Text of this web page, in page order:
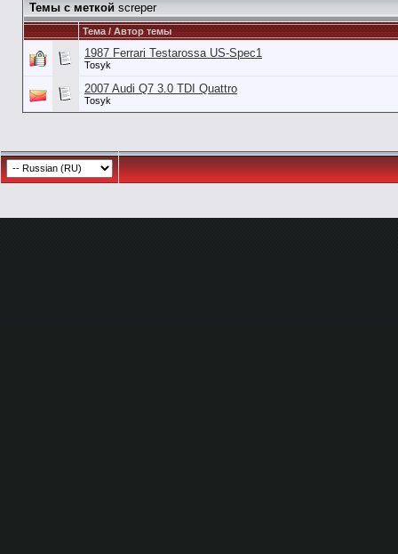
Темы с меткой screper
Тема / Автор темы
1987 Ferrari Testarossa US-Spec1
Tosyk
2007 Audi Q7 3.0 TDI Quattro
Tosyk